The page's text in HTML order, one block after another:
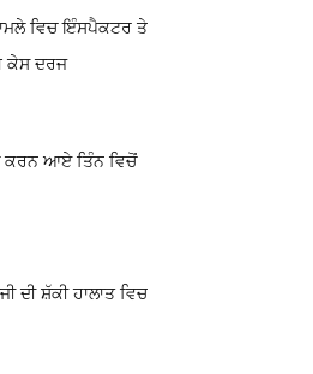
ਵਿਚ ਇੰਸਪੈਕਟਰ ਤੇ
ਕੇਸ ਦਰਜ
ਆਏ ਤਿੰਨ ਵਿਚੋਂ
ਦੀ ਸ਼ੱਕੀ ਹਾਲਾਤ ਵਿਚ